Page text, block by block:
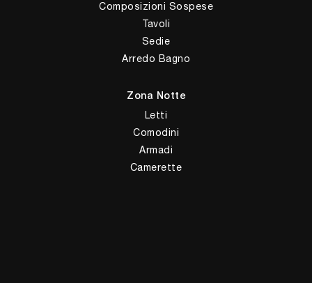
Composizioni Sospese
Tavoli
Sedie
Arredo Bagno
Zona Notte
Letti
Comodini
Armadi
Camerette